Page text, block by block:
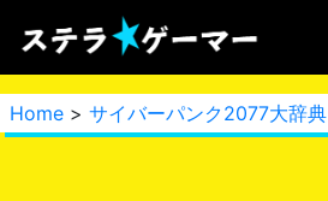
Home > サイバーパンク2077大辞典